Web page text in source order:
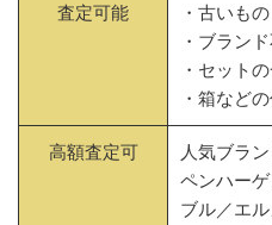
査定可能
・古いもの
・ブラン
・セット
・箱など
高額査定可
人気ブラ
ペンハー
ブル／エ